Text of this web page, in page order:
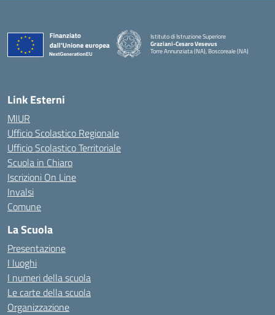
Istituto di Istruzione Superiore
Graziani-Cesaro Vesevus
Torre Annunziata (NA), Boscoreale (NA)
Link Esterni
MIUR
Ufficio Scolastico Regionale
Ufficio Scolastico Territoriale
Scuola in Chiaro
Iscrizioni On Line
Invalsi
Comune
La Scuola
Presentazione
I luoghi
I numeri della scuola
Le carte della scuola
Organizzazione